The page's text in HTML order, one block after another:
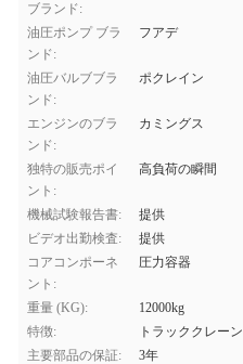
ブランド:
油圧ポンプ ブラ
ンド:
フアデ
油圧バルブブラ
ンド:
ポクレイン
エンジンのブラ
ンド:
カミングス
独特の販売ポイ
ント:
高負荷の瞬間
機械試験報告書:
提供
ビデオ出勤検査:
提供
コアコンポーネ
ント:
圧力容器
重量 (KG):
12000kg
特徴:
トラッククレーン
主要部品の保証:
3年